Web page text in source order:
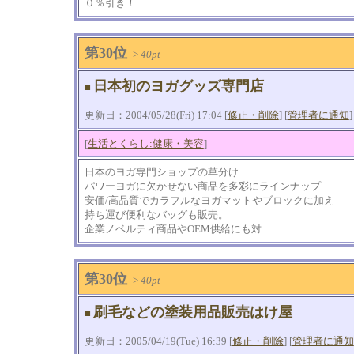
０％引き！
第30位-> 40pt
■ 日本初のヨガグッズ専門店
更新日：2004/05/28(Fri) 17:04 [修正・削除] [管理者に通知]
[生活とくらし:健康・美容]
日本のヨガ専門ショップの草分け
パワーヨガに欠かせない商品を多彩にラインナップ
安価/高品質でカラフルなヨガマットやブロックに加え
持ち運び便利なバッグも販売。
企業ノベルティ商品やOEM供給にも対
第30位-> 40pt
■ 刷毛などの塗装用品販売はけ屋
更新日：2005/04/19(Tue) 16:39 [修正・削除] [管理者に通知